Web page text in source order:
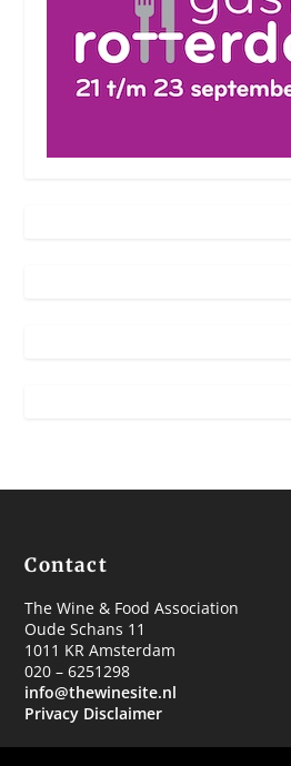
Contact
The Wine & Food Association
Oude Schans 11
1011 KR Amsterdam
020 – 6251298
info@thewinesite.nl
Privacy Disclaimer